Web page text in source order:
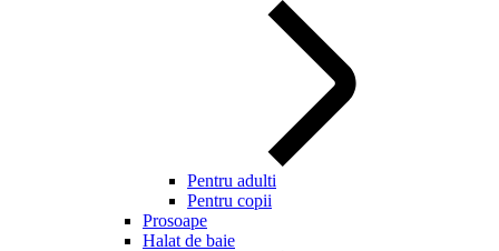
Pentru adulti
Pentru copii
Prosoape
Halat de baie